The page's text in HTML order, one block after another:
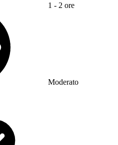
1 - 2 ore
Moderato
servizio